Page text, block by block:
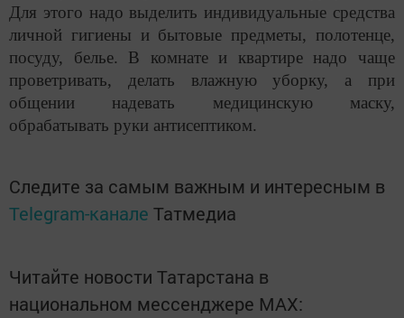
Для этого надо выделить индивидуальные средства
личной гигиены и бытовые предметы, полотенце,
посуду, белье. В комнате и квартире надо чаще
проветривать, делать влажную уборку, а при
общении надевать медицинскую маску,
обрабатывать руки антисептиком.
Следите за самым важным и интересным в
Telegram-канале Татмедиа
Читайте новости Татарстана в
национальном мессенджере MАХ: